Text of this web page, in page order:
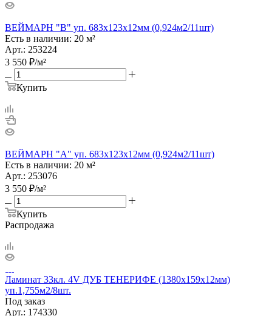
ВЕЙМАРН "В" уп. 683x123x12мм (0,924м2/11шт)
Есть в наличии: 20 м²
Арт.: 253224
3 550 ₽/м²
Купить
ВЕЙМАРН "А" уп. 683x123x12мм (0,924м2/11шт)
Есть в наличии: 20 м²
Арт.: 253076
3 550 ₽/м²
Купить
Распродажа
Ламинат 33кл. 4V ДУБ ТЕНЕРИФЕ (1380х159х12мм)
уп.1,755м2/8шт.
Под заказ
Арт.: 174330